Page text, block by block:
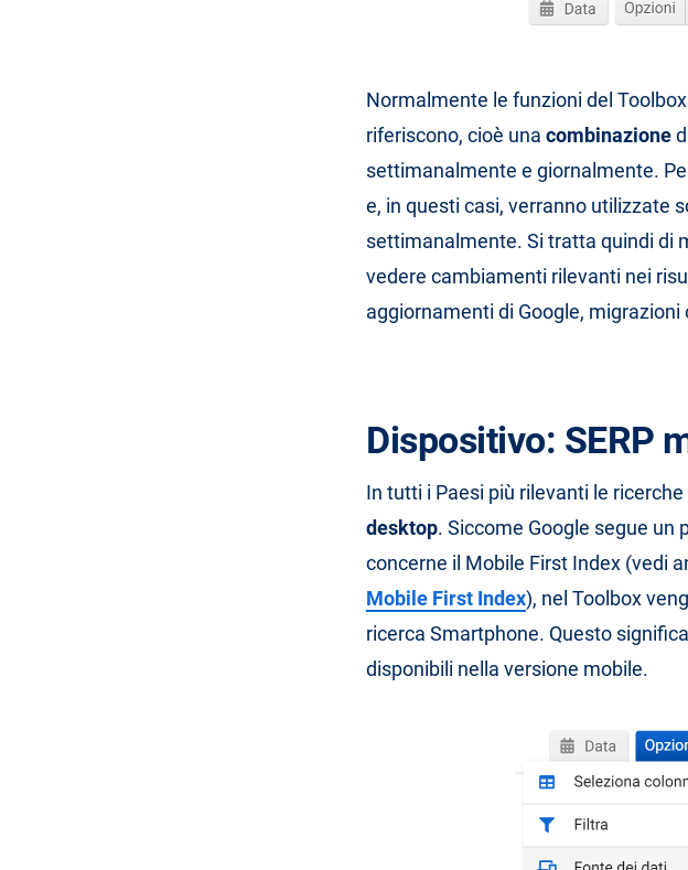
Normalmente le funzioni del
riferiscono, cioè una combinazione
settimanalmente e giornalmente.
e, in questi casi, verranno utilizzate
settimanalmente. Si tratta quindi di
vedere cambiamenti rilevanti nei
aggiornamenti di Google,
Dispositivo: SERP
In tutti i Paesi più rilevanti le
desktop. Siccome Google segue
concerne il Mobile First Index (vedi
Mobile First Index), nel Toolbox
ricerca Smartphone. Questo
disponibili nella versione mobile.